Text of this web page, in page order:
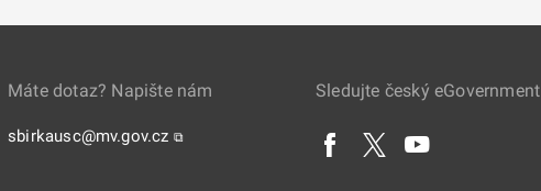
Máte dotaz? Napište nám
sbirkausc@mv.gov.cz ⧉
Sledujte český eGovernment